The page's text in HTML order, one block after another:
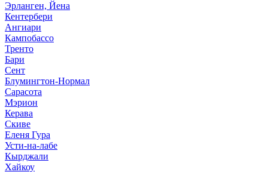
Эрланген, Йена
Кентербери
Ангиари
Кампобассо
Тренто
Бари
Сент
Блумингтон-Нормал
Сарасота
Мэрион
Керава
Скиве
Еленя Гура
Усти-на-лабе
Кырджали
Хайкоу